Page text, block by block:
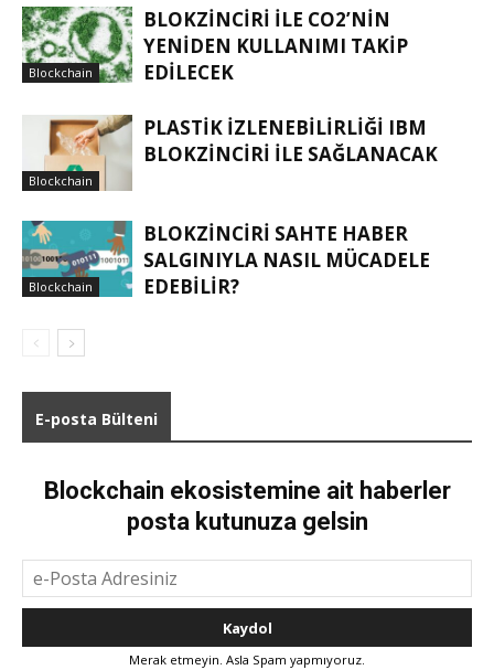
Blockchain
BLOKZINCIRI ILE CO2’NIN
YENIDEN KULLANIMI TAKIP
EDILECEK
Blockchain
PLASTIK IZLENEBILIRLIĞI IBM
BLOKZINCIRI ILE SAĞLANACAK
Blockchain
BLOKZINCIRI SAHTE HABER
SALGINIYLA NASIL MÜCADELE
EDEBILIR?
E-posta Bülteni
Blockchain ekosistemine ait haberler
posta kutunuza gelsin
Merak etmeyin. Asla Spam yapmıyoruz.